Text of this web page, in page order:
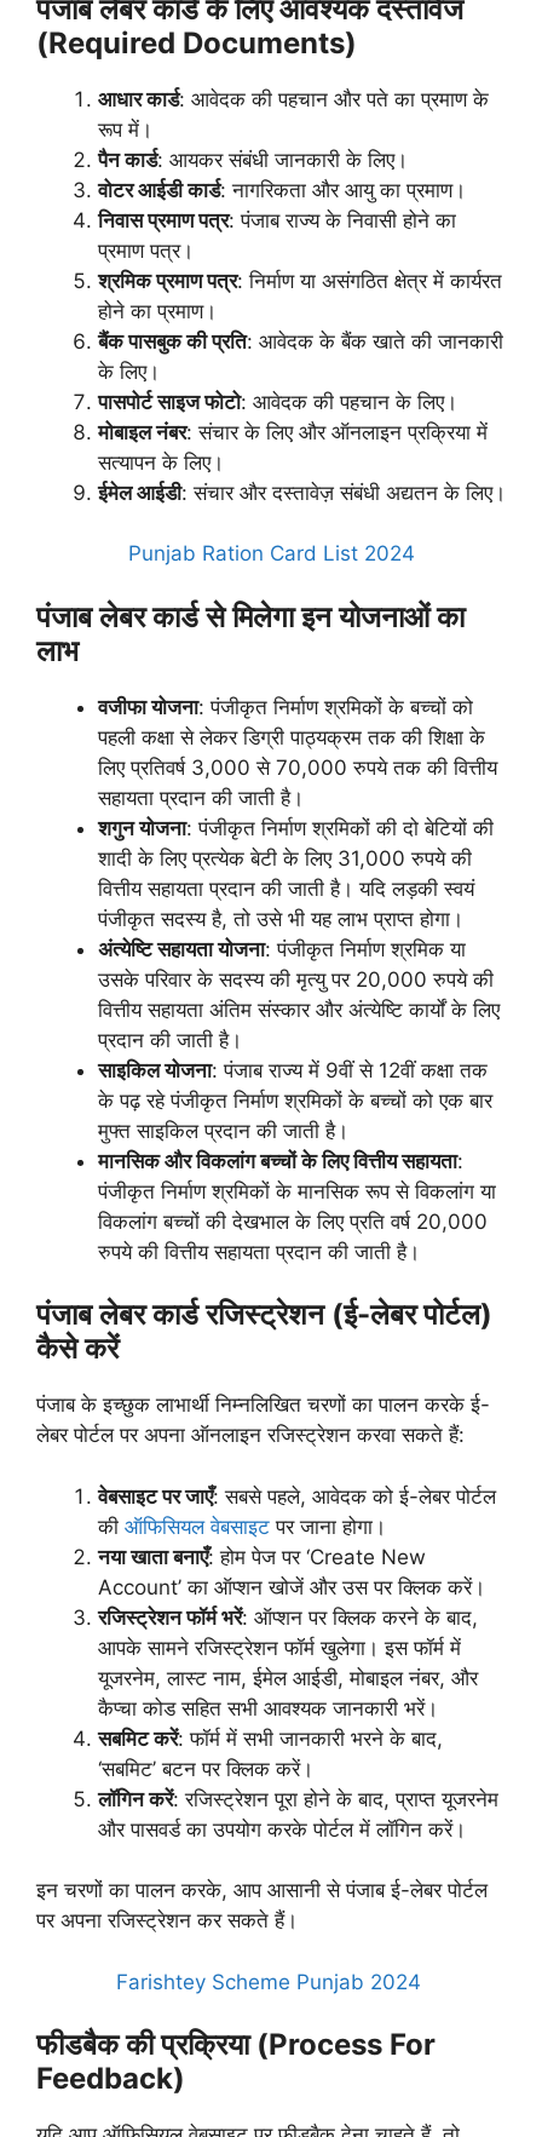
पंजाब लेबर कार्ड के लिए आवश्यक दस्तावेज
(Required Documents)
आधार कार्ड: आवेदक की पहचान और पते का प्रमाण के
रूप में।
पैन कार्ड: आयकर संबंधी जानकारी के लिए।
वोटर आईडी कार्ड: नागरिकता और आयु का प्रमाण।
निवास प्रमाण पत्र: पंजाब राज्य के निवासी होने का
प्रमाण पत्र।
श्रमिक प्रमाण पत्र: निर्माण या असंगठित क्षेत्र में कार्यरत
होने का प्रमाण।
बैंक पासबुक की प्रति: आवेदक के बैंक खाते की जानकारी
के लिए।
पासपोर्ट साइज फोटो: आवेदक की पहचान के लिए।
मोबाइल नंबर: संचार के लिए और ऑनलाइन प्रक्रिया में
सत्यापन के लिए।
ईमेल आईडी: संचार और दस्तावेज़ संबंधी अद्यतन के लिए।
Punjab Ration Card List 2024
पंजाब लेबर कार्ड से मिलेगा इन योजनाओं का
लाभ
वजीफा योजना: पंजीकृत निर्माण श्रमिकों के बच्चों को
पहली कक्षा से लेकर डिग्री पाठ्यक्रम तक की शिक्षा के
लिए प्रतिवर्ष 3,000 से 70,000 रुपये तक की वित्तीय
सहायता प्रदान की जाती है।
शगुन योजना: पंजीकृत निर्माण श्रमिकों की दो बेटियों की
शादी के लिए प्रत्येक बेटी के लिए 31,000 रुपये की
वित्तीय सहायता प्रदान की जाती है। यदि लड़की स्वयं
पंजीकृत सदस्य है, तो उसे भी यह लाभ प्राप्त होगा।
अंत्येष्टि सहायता योजना: पंजीकृत निर्माण श्रमिक या
उसके परिवार के सदस्य की मृत्यु पर 20,000 रुपये की
वित्तीय सहायता अंतिम संस्कार और अंत्येष्टि कार्यों के लिए
प्रदान की जाती है।
साइकिल योजना: पंजाब राज्य में 9वीं से 12वीं कक्षा तक
के पढ़ रहे पंजीकृत निर्माण श्रमिकों के बच्चों को एक बार
मुफ्त साइकिल प्रदान की जाती है।
मानसिक और विकलांग बच्चों के लिए वित्तीय सहायता:
पंजीकृत निर्माण श्रमिकों के मानसिक रूप से विकलांग या
विकलांग बच्चों की देखभाल के लिए प्रति वर्ष 20,000
रुपये की वित्तीय सहायता प्रदान की जाती है।
पंजाब लेबर कार्ड रजिस्ट्रेशन (ई-लेबर पोर्टल)
कैसे करें
पंजाब के इच्छुक लाभार्थी निम्नलिखित चरणों का पालन करके ई-
लेबर पोर्टल पर अपना ऑनलाइन रजिस्ट्रेशन करवा सकते हैं:
वेबसाइट पर जाएँ: सबसे पहले, आवेदक को ई-लेबर पोर्टल
की ऑफिसियल वेबसाइट पर जाना होगा।
नया खाता बनाएँ: होम पेज पर ‘Create New
Account’ का ऑप्शन खोजें और उस पर क्लिक करें।
रजिस्ट्रेशन फॉर्म भरें: ऑप्शन पर क्लिक करने के बाद,
आपके सामने रजिस्ट्रेशन फॉर्म खुलेगा। इस फॉर्म में
यूजरनेम, लास्ट नाम, ईमेल आईडी, मोबाइल नंबर, और
कैप्चा कोड सहित सभी आवश्यक जानकारी भरें।
सबमिट करें: फॉर्म में सभी जानकारी भरने के बाद,
‘सबमिट’ बटन पर क्लिक करें।
लॉगिन करें: रजिस्ट्रेशन पूरा होने के बाद, प्राप्त यूजरनेम
और पासवर्ड का उपयोग करके पोर्टल में लॉगिन करें।
इन चरणों का पालन करके, आप आसानी से पंजाब ई-लेबर पोर्टल
पर अपना रजिस्ट्रेशन कर सकते हैं।
Farishtey Scheme Punjab 2024
फीडबैक की प्रक्रिया (Process For
Feedback)